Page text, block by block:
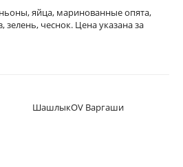
яйца, маринованные опята,
зелень, чеснок. Цена указана за
ШашлыкOV Варгаши